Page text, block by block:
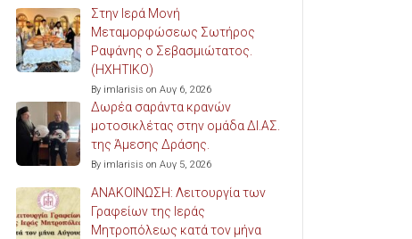
Στην Ιερά Μονή
Μεταμορφώσεως Σωτήρος
Ραψάνης ο Σεβασμιώτατος.
(ΗΧΗΤΙΚΟ)
By imlarisis on Αυγ 6, 2026
Δωρέα σαράντα κρανών
μοτοσικλέτας στην ομάδα ΔΙ.ΑΣ.
της Άμεσης Δράσης.
By imlarisis on Αυγ 5, 2026
ΑΝΑΚΟΙΝΩΣΗ: Λειτουργία των
Γραφείων της Ιεράς
Μητροπόλεως κατά τον μήνα